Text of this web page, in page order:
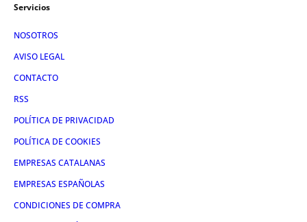
Servicios
NOSOTROS
AVISO LEGAL
CONTACTO
RSS
POLÍTICA DE PRIVACIDAD
POLÍTICA DE COOKIES
EMPRESAS CATALANAS
EMPRESAS ESPAÑOLAS
CONDICIONES DE COMPRA